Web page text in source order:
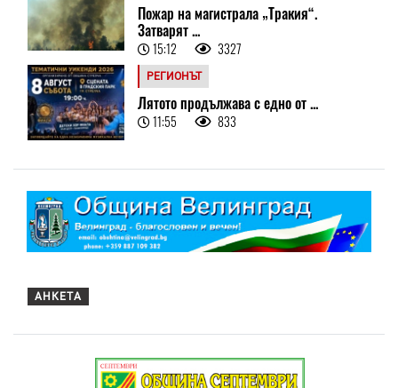
Пожар на магистрала „Тракия“.
Затварят ...
15:12 3327
РЕГИОНЪТ
Лятото продължава с едно от ...
11:55 833
АНКЕТА